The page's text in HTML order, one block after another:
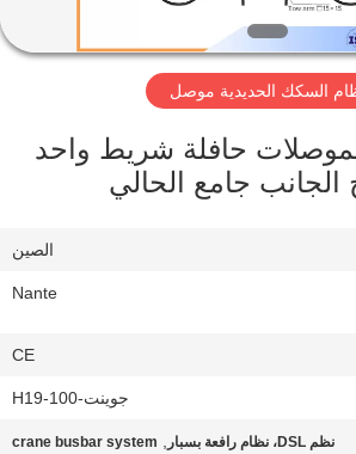
السكك الحديدية موصل
حافلة شريط واحد
الجانب جامع الحالي
الصين
Nante
CE
جوينت-H19-100
نظم DSL، نظام رافعة بسبار ,
crane busbar system